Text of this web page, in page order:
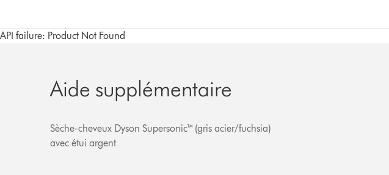
API failure: Product Not Found
Aide supplémentaire
Sèche-cheveux Dyson Supersonic™ (gris acier/fuchsia)
avec étui argent